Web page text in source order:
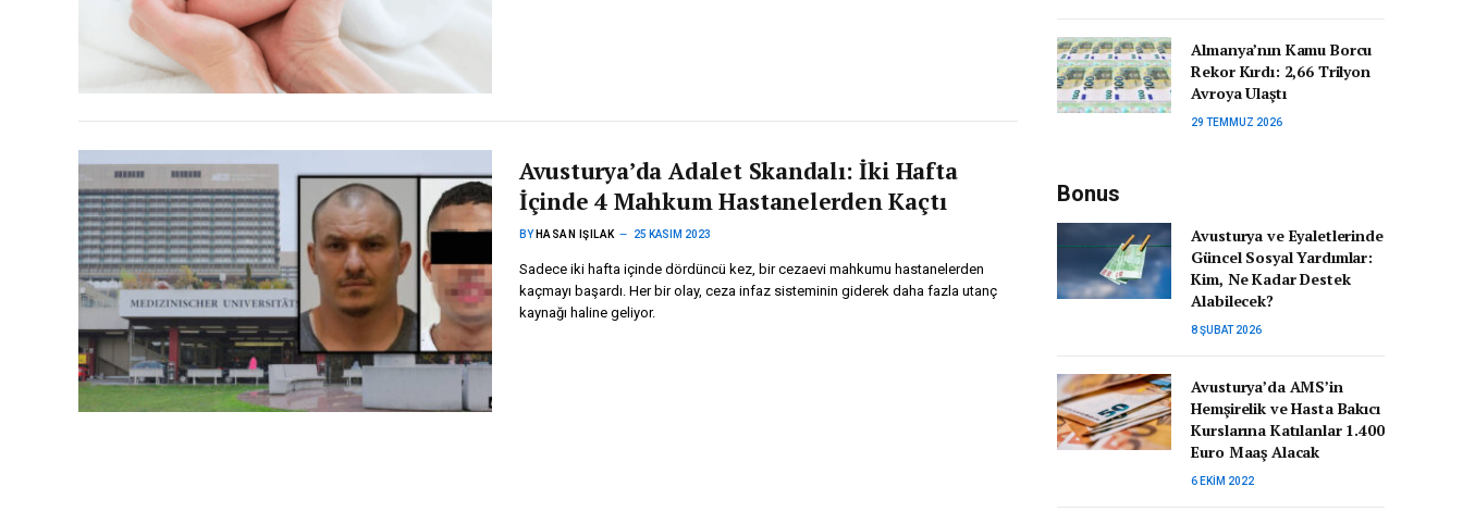
Avusturya’da Adalet Skandalı: İki Hafta
İçinde 4 Mahkum Hastanelerden Kaçtı
BY HASAN IŞILAK 25 KASIM 2023
Sadece iki hafta içinde dördüncü kez, bir cezaevi mahkumu hastanelerden
kaçmayı başardı. Her bir olay, ceza infaz sisteminin giderek daha fazla utanç
kaynağı haline geliyor.
Almanya’nın Kamu Borcu
Rekor Kırdı: 2,66 Trilyon
Avroya Ulaştı
29 TEMMUZ 2026
Bonus
Avusturya ve Eyaletlerinde
Güncel Sosyal Yardımlar:
Kim, Ne Kadar Destek
Alabilecek?
8 ŞUBAT 2026
Avusturya’da AMS’in
Hemşirelik ve Hasta Bakıcı
Kurslarına Katılanlar 1.400
Euro Maaş Alacak
6 EKIM 2022